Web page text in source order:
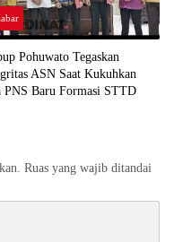
Pohuwato Tegaskan
ASN Saat Kukuhkan
PNS Baru Formasi STTD
Ruas yang wajib ditandai